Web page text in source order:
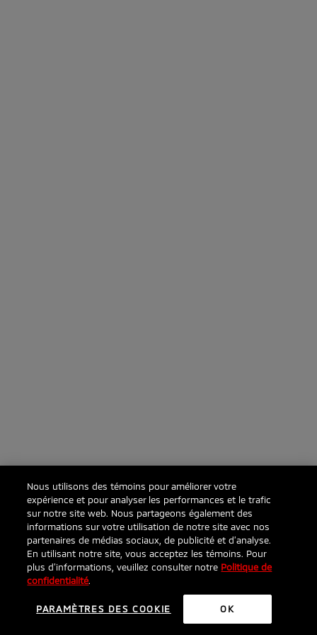
Nous utilisons des témoins pour améliorer votre
expérience et pour analyser les performances et le trafic
sur notre site web. Nous partageons également des
informations sur votre utilisation de notre site avec nos
partenaires de médias sociaux, de publicité et d’analyse.
En utilisant notre site, vous acceptez les témoins. Pour
plus d’informations, veuillez consulter notre Politique de
confidentialité.
PARAMÈTRES DES COOKIE OK